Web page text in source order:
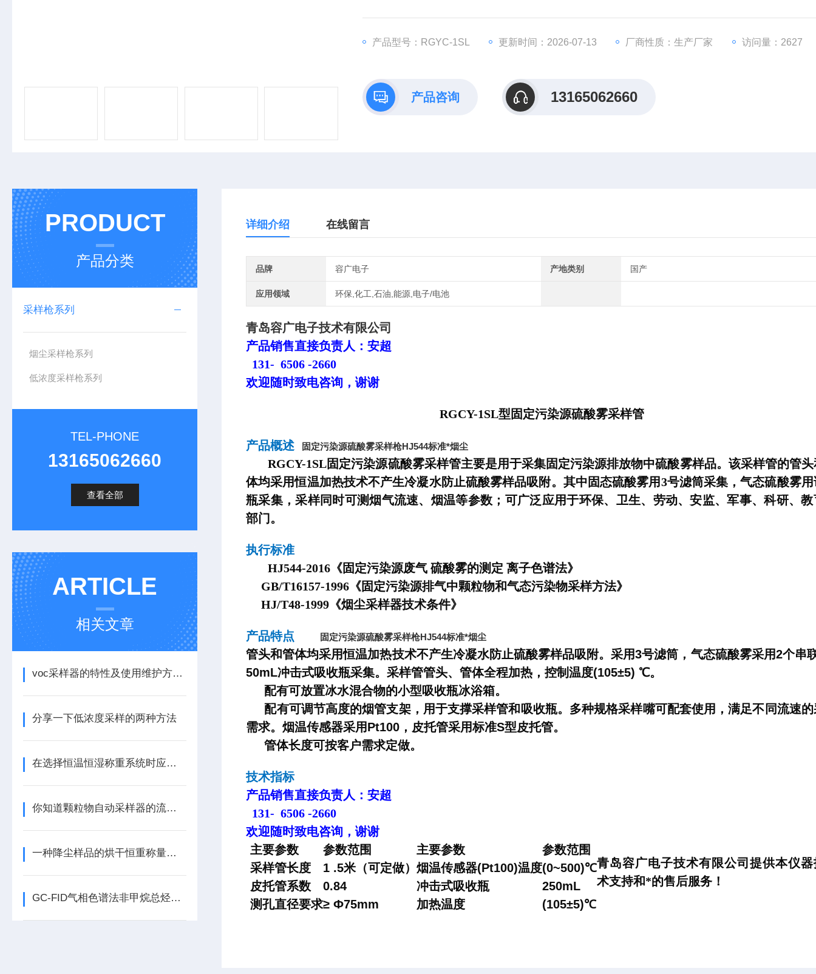
产品型号：RGYC-1SL 更新时间：2026-07-13 厂商性质：生产厂家 访问量：2627
产品咨询 13165062660
PRODUCT
产品分类
采样枪系列
烟尘采样枪系列
低浓度采样枪系列
TEL-PHONE
13165062660
查看全部
ARTICLE
相关文章
voc采样器的特性及使用维护方法看完本篇便知
分享一下低浓度采样的两种方法
在选择恒温恒湿称重系统时应注意什么？
你知道颗粒物自动采样器的流速控制原理么
一种降尘样品的烘干恒重称量方法
GC-FID气相色谱法非甲烷总烃分析仪的工作流程
详细介绍 在线留言
品牌 容广电子 产地类别 国产
应用领域 环保,化工,石油,能源,电子/电池
青岛容广电子技术有限公司
产品销售直接负责人：安超
131- 6506 -2660
欢迎随时致电咨询，谢谢
RGCY-1SL型固定污染源硫酸雾采样管
产品概述 固定污染源硫酸雾采样枪HJ544标准*烟尘
RGCY-1SL固定污染源硫酸雾采样管主要是用于采集固定污染源排放物中硫酸雾样品。该采样管的管头
体均采用恒温加热技术不产生冷凝水防止硫酸雾样品吸附。其中固态硫酸雾用3号滤筒采集，气态硫酸雾
瓶采集，采样同时可测烟气流速、烟温等参数；可广泛应用于环保、卫生、劳动、安监、军事、科研、教
部门。
执行标准
HJ544-2016《固定污染源废气 硫酸雾的测定 离子色谱法》
GB/T16157-1996《固定污染源排气中颗粒物和气态污染物采样方法》
HJ/T48-1999《烟尘采样器技术条件》
产品特点 固定污染源硫酸雾采样枪HJ544标准*烟尘
管头和管体均采用恒温加热技术不产生冷凝水防止硫酸雾样品吸附。采用3号滤筒，气态硫酸雾采用2个串
50mL冲击式吸收瓶采集。采样管管头、 管体全程加热，控制温度(105±5) ℃。
配有可放置冰水混合物的小型吸收瓶冰浴箱。
配有可调节高度的烟管支架，用于支撑采样管和吸收瓶。多种规格采样嘴可配套使用，满足不同流速
需求。烟温传感器采用Pt100，皮托管采用标准S型皮托管。
管体长度可按客户需求定做。
技术指标
产品销售直接负责人：安超
131- 6506 -2660
欢迎随时致电咨询，谢谢
主要参数
参数范围 主要参数
参数范围
采样管长度 1 .5米（可定做）烟温传感器(Pt100)温度(0~500)℃
皮托管系数
0.84 冲击式吸收瓶
250mL
测孔直径要求≥ Ф75mm 加热温度 (105±5)℃
青岛容广电子技术有限公司提供本仪器
术支持和*的售后服务！